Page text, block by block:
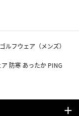
ゴルフウェア（メンズ）
防寒 あったか PING